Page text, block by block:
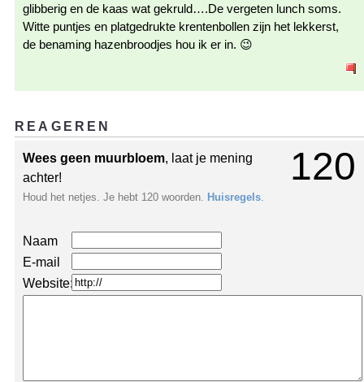
glibberig en de kaas wat gekruld….De vergeten lunch soms.
Witte puntjes en platgedrukte krentenbollen zijn het lekkerst,
de benaming hazenbroodjes hou ik er in. 😉
REAGEREN
120
Wees geen muurbloem, laat je mening
achter!
Houd het netjes. Je hebt 120 woorden. Huisregels
Naam
E-mail
Website: